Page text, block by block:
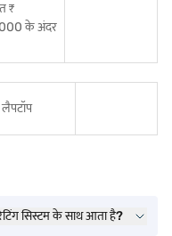
₹
के अंदर
सिस्टम के साथ आता है?